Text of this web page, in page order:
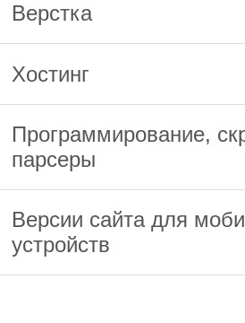
Верстка
Хостинг
Программирование,
парсеры
Версии сайта для
устройств